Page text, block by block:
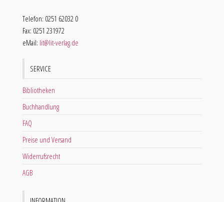
Telefon: 0251 62032 0
Fax: 0251 231972
eMail: lit@lit-verlag.de
SERVICE
Bibliotheken
Buchhandlung
FAQ
Preise und Versand
Widerrufsrecht
AGB